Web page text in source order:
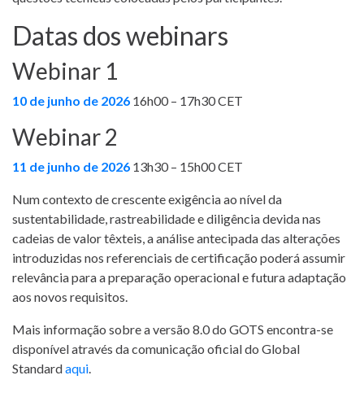
Datas dos webinars
Webinar 1
10 de junho de 2026 16h00 – 17h30 CET
Webinar 2
11 de junho de 2026 13h30 – 15h00 CET
Num contexto de crescente exigência ao nível da
sustentabilidade, rastreabilidade e diligência devida nas
cadeias de valor têxteis, a análise antecipada das alterações
introduzidas nos referenciais de certificação poderá assumir
relevância para a preparação operacional e futura adaptação
aos novos requisitos.
Mais informação sobre a versão 8.0 do GOTS encontra-se
disponível através da comunicação oficial do Global
Standardaqui